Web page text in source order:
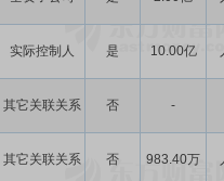
实际控制人 是 10.00亿
其它关联关系 否 -
其它关联关系 否 983.40万